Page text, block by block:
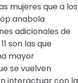
mujeres que a los
anabola
adicionales de
son las que
mayor
se vuelven